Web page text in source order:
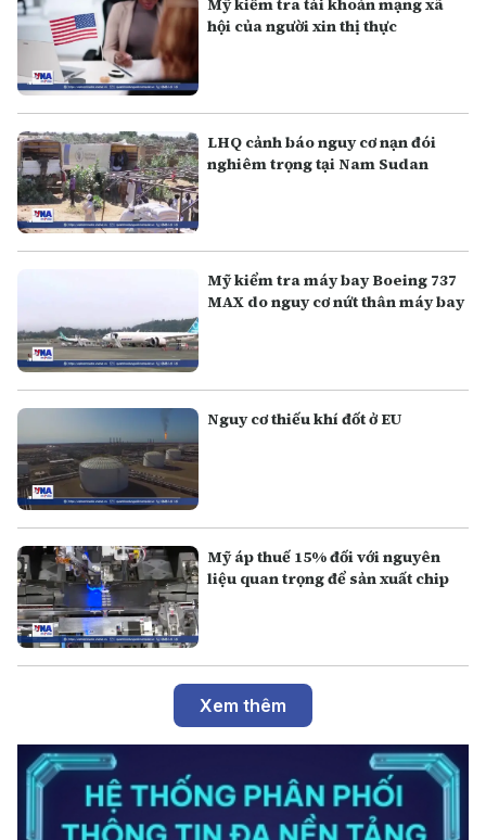
Mỹ kiểm tra tài khoản mạng xã
hội của người xin thị thực
LHQ cảnh báo nguy cơ nạn đói
nghiêm trọng tại Nam Sudan
Mỹ kiểm tra máy bay Boeing 737
MAX do nguy cơ nứt thân máy bay
Nguy cơ thiếu khí đốt ở EU
Mỹ áp thuế 15% đối với nguyên
liệu quan trọng để sản xuất chip
Xem thêm